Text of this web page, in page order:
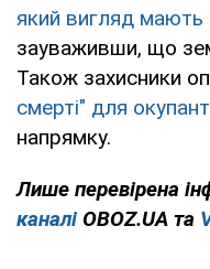
який вигляд мають
зауваживши, що
Також захисники
смерті" для
напрямку.
Лише перевірена
каналі OBOZ.UA та